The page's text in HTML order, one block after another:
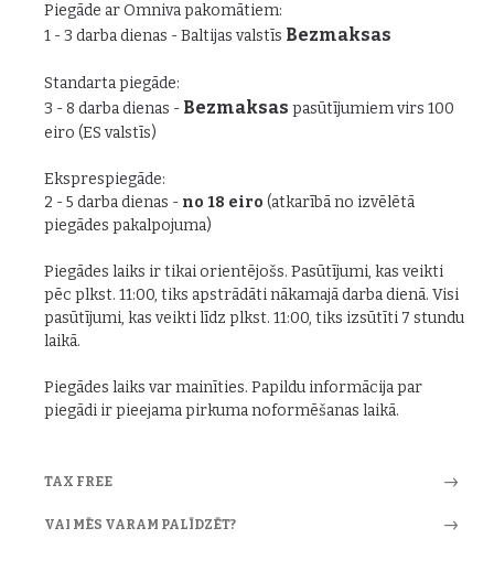
Piegāde ar Omniva pakomātiem:
1 - 3 darba dienas - Baltijas valstīs Bezmaksas
Standarta piegāde:
3 - 8 darba dienas - Bezmaksas pasūtījumiem virs 100
eiro (ES valstīs)
Eksprespiegāde:
2 - 5 darba dienas - no 18 eiro (atkarībā no izvēlētā
piegādes pakalpojuma)
Piegādes laiks ir tikai orientējošs. Pasūtījumi, kas veikti
pēc plkst. 11:00, tiks apstrādāti nākamajā darba dienā. Visi
pasūtījumi, kas veikti līdz plkst. 11:00, tiks izsūtīti 7 stundu
laikā.
Piegādes laiks var mainīties. Papildu informācija par
piegādi ir pieejama pirkuma noformēšanas laikā.
TAX FREE
VAI MĒS VARAM PALĪDZĒT?